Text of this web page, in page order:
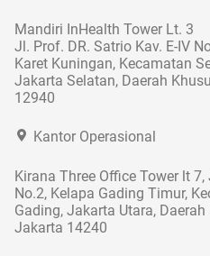
Mandiri InHealth Tower Lt. 3
Jl. Prof. DR. Satrio Kav. E-IV
Karet Kuningan, Kecamatan
Jakarta Selatan, Daerah
12940
Kantor Operasional
Kirana Three Office Tower lt
No.2, Kelapa Gading Timur,
Gading, Jakarta Utara,
Jakarta 14240